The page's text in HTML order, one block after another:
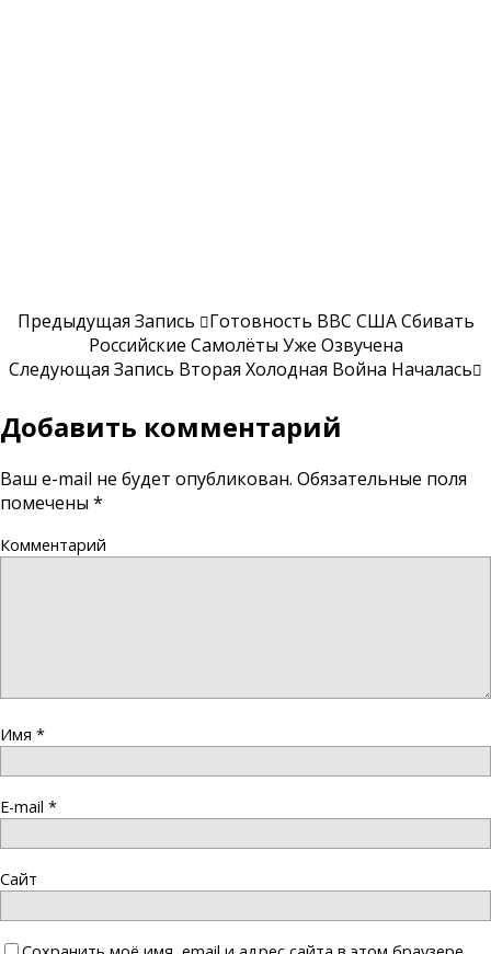
Предыдущая Запись
Готовность ВВС США Сбивать
Российские Самолёты Уже Озвучена
Следующая Запись Вторая Холодная Война Началась
Добавить комментарий
Ваш e-mail не будет опубликован. Обязательные поля
помечены *
Комментарий
Имя *
E-mail *
Сайт